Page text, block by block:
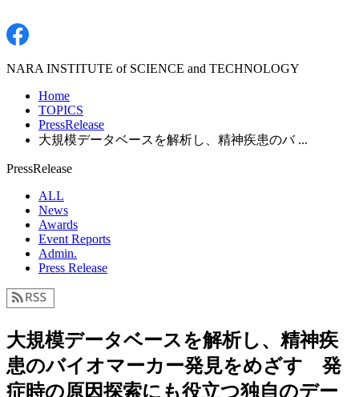
NARA INSTITUTE of SCIENCE and TECHNOLOGY
Home
TOPICS
PressRelease
大規模データベースを解析し、精神疾患のバ ...
PressRelease
ALL
News
Awards
Event Reports
Admin.
Press Release
大規模データベースを解析し、精神疾
患のバイオマーカー発見をめざす 発
症時の原因探索にも役立つ独自のデー